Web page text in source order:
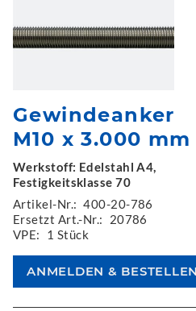
Gewindeanker
M10 x 3.000 mm
Werkstoff: Edelstahl A4,
Festigkeitsklasse 70
Artikel-Nr.: 400-20-786
Ersetzt Art.-Nr.:
20786
VPE:
1 Stück